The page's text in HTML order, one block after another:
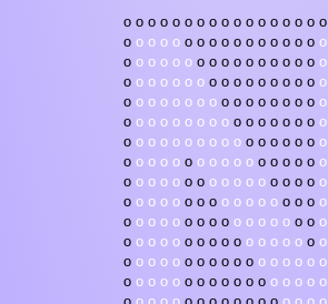
o o o o o o o o o o o o o o o o o
o o o o o o o o o o o o o o o o o
o o o o o o o o o o o o o o o o o
o o o o o o o o o o o o o o o o o
o o o o o o o o o o o o o o o o o
o o o o o o o o o o o o o o o o o
o o o o o o o o o o o o o o o o o
o o o o o o o o o o o o o o o o o
o o o o o o o o o o o o o o o o o
o o o o o o o o o o o o o o o o o
o o o o o o o o o o o o o o o o o
o o o o o o o o o o o o o o o o o
o o o o o o o o o o o o o o o o o
o o o o o o o o o o o o o o o o o